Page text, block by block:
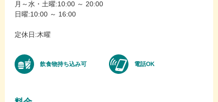
月～水・土曜:10:00 ～ 20:00
日曜:10:00 ～ 16:00
定休日:木曜
飲食物持ち込み可 電話OK